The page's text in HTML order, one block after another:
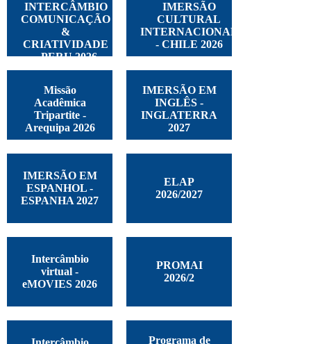
INTERCÂMBIO
COMUNICAÇÃO
&
CRIATIVIDADE
- PERU 2026
IMERSÃO
CULTURAL
INTERNACIONAL
- CHILE 2026
Missão
Acadêmica
Tripartite -
Arequipa 2026
IMERSÃO EM
INGLÊS -
INGLATERRA
2027
IMERSÃO EM
ESPANHOL -
ESPANHA 2027
ELAP
2026/2027
Intercâmbio
virtual -
eMOVIES 2026
PROMAI
2026/2
Programa de